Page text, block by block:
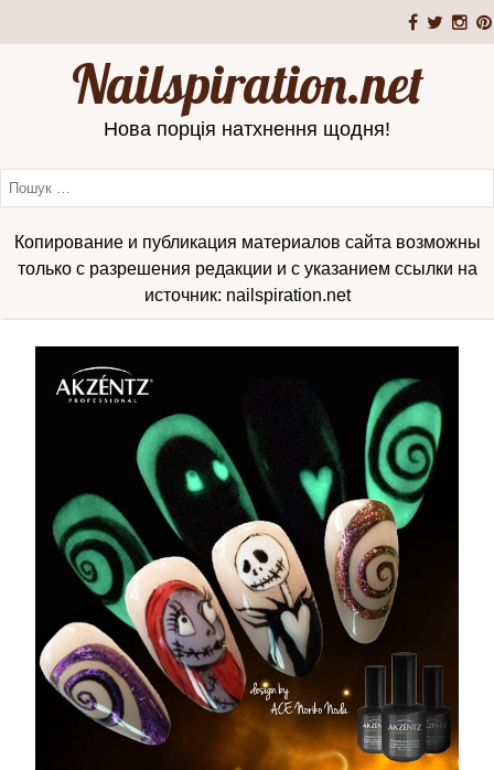
Nailspiration.net
Нова порція натхнення щодня!
Копирование и публикация материалов сайта возможны
только с разрешения редакции и с указанием ссылки на
источник: nailspiration.net